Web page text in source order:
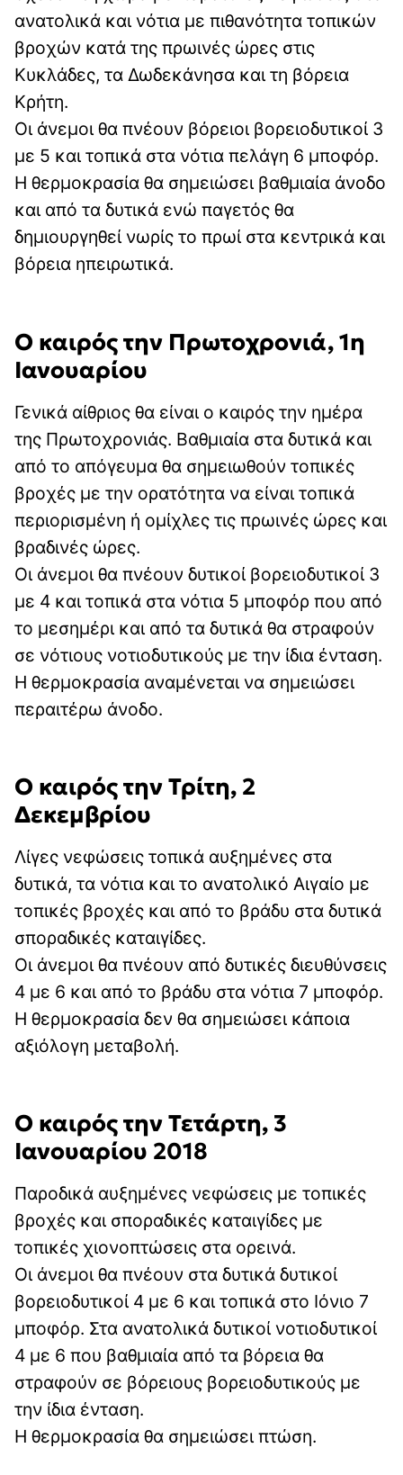
ανατολικά και νότια με πιθανότητα τοπικών
βροχών κατά της πρωινές ώρες στις
Κυκλάδες, τα Δωδεκάνησα και τη βόρεια
Κρήτη.
Οι άνεμοι θα πνέουν βόρειοι βορειοδυτικοί 3
με 5 και τοπικά στα νότια πελάγη 6 μποφόρ.
Η θερμοκρασία θα σημειώσει βαθμιαία άνοδο
και από τα δυτικά ενώ παγετός θα
δημιουργηθεί νωρίς το πρωί στα κεντρικά και
βόρεια ηπειρωτικά.
Ο καιρός την Πρωτοχρονιά, 1η
Ιανουαρίου
Γενικά αίθριος θα είναι ο καιρός την ημέρα
της Πρωτοχρονιάς. Βαθμιαία στα δυτικά και
από το απόγευμα θα σημειωθούν τοπικές
βροχές με την ορατότητα να είναι τοπικά
περιορισμένη ή ομίχλες τις πρωινές ώρες και
βραδινές ώρες.
Οι άνεμοι θα πνέουν δυτικοί βορειοδυτικοί 3
με 4 και τοπικά στα νότια 5 μποφόρ που από
το μεσημέρι και από τα δυτικά θα στραφούν
σε νότιους νοτιοδυτικούς με την ίδια ένταση.
Η θερμοκρασία αναμένεται να σημειώσει
περαιτέρω άνοδο.
Ο καιρός την Τρίτη, 2
Δεκεμβρίου
Λίγες νεφώσεις τοπικά αυξημένες στα
δυτικά, τα νότια και το ανατολικό Αιγαίο με
τοπικές βροχές και από το βράδυ στα δυτικά
σποραδικές καταιγίδες.
Οι άνεμοι θα πνέουν από δυτικές διευθύνσεις
4 με 6 και από το βράδυ στα νότια 7 μποφόρ.
Η θερμοκρασία δεν θα σημειώσει κάποια
αξιόλογη μεταβολή.
Ο καιρός την Τετάρτη, 3
Ιανουαρίου 2018
Παροδικά αυξημένες νεφώσεις με τοπικές
βροχές και σποραδικές καταιγίδες με
τοπικές χιονοπτώσεις στα ορεινά.
Οι άνεμοι θα πνέουν στα δυτικά δυτικοί
βορειοδυτικοί 4 με 6 και τοπικά στο Ιόνιο 7
μποφόρ. Στα ανατολικά δυτικοί νοτιοδυτικοί
4 με 6 που βαθμιαία από τα βόρεια θα
στραφούν σε βόρειους βορειοδυτικούς με
την ίδια ένταση.
Η θερμοκρασία θα σημειώσει πτώση.